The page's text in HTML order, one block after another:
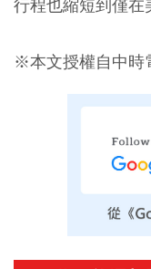
行程也縮短到僅在
※本文授權自中時